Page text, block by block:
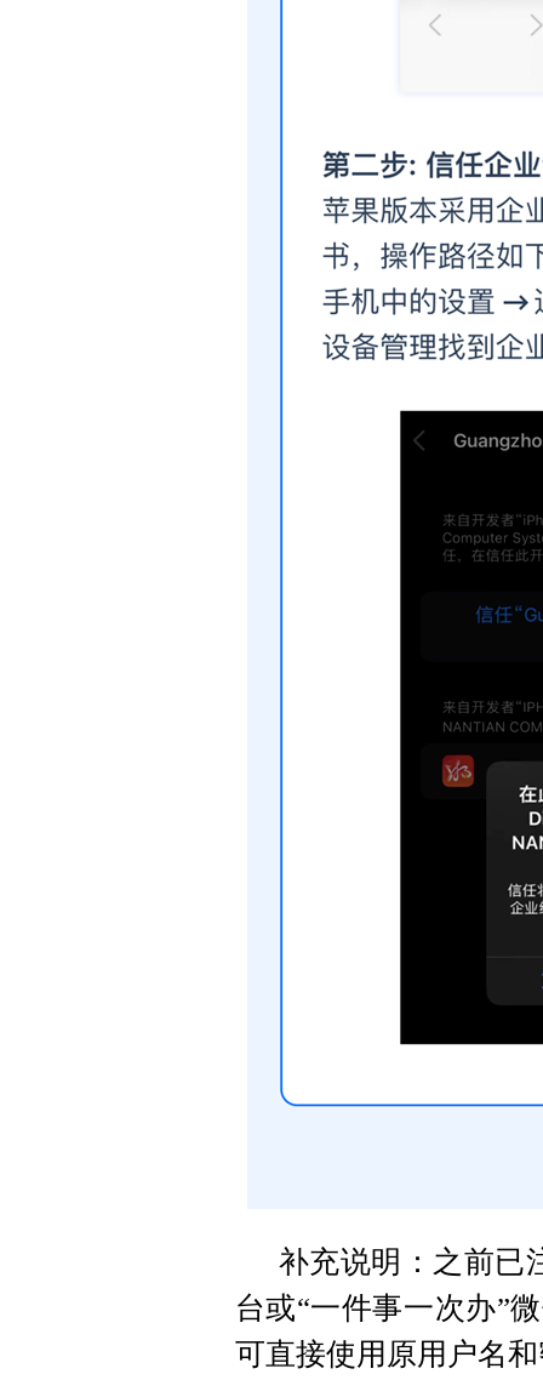
补充说明：之前已
台或“一件事一次办”
可直接使用原用户名